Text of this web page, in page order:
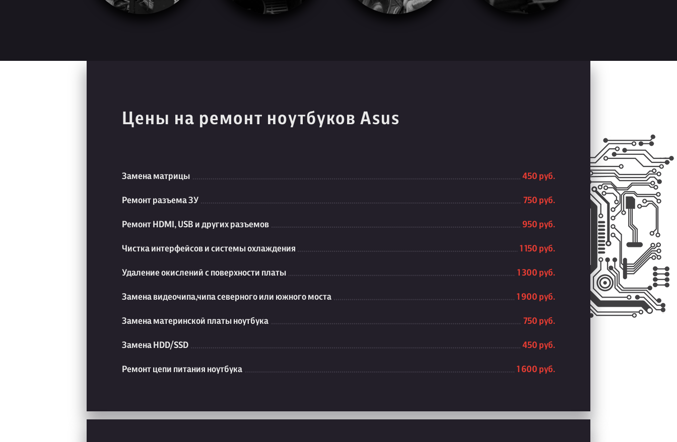
Цены на ремонт ноутбуков Asus
Замена матрицы 450 руб.
Ремонт разъема ЗУ 750 руб.
Ремонт HDMI, USB и других разъемов 950 руб.
Чистка интерфейсов и системы охлаждения 1 150 руб.
Удаление окислений с поверхности платы 1 300 руб.
Замена видеочипа,чипа северного или южного моста 1 900 руб.
Замена материнской платы ноутбука 750 руб.
Замена HDD/SSD 450 руб.
Ремонт цепи питания ноутбука 1 600 руб.